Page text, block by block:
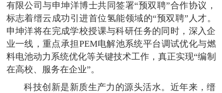
有限公司与申坤洋博士共同签署“预双聘”合作协议，
标志着缙云成功引进首位氢能领域的“预双聘”人才。
申坤洋将在完成学校授课与科研任务的同时，深入企
业一线，重点承担PEM电解池系统平台调试优化与燃
料电池动力系统优化等关键技术工作，真正实现“编制
在高校、服务在企业”。
科技创新是新质生产力的源头活水。近年来，缙